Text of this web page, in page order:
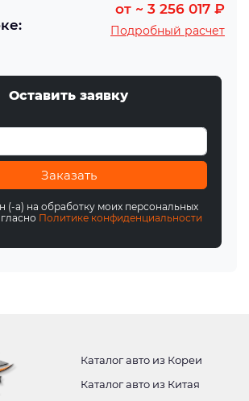
от ~ 3 256 017 ₽
Подробный расчет
Оставить заявку
Заказать
(-а) на обработку моих персональных
Политике конфиденциальности
Каталог авто из Кореи
Каталог авто из Китая